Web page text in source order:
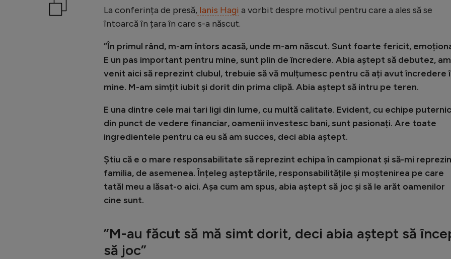
La conferința de presă, Ianis Hagi a vorbit despre motivul pentru care a ales să se
întoarcă în țara în care s-a născut.
”În primul rând, m-am întors acasă, unde m-am născut. Sunt foarte fericit,
E un pas important pentru mine, sunt plin de încredere. Abia aștept să debutez, am
venit aici să reprezint clubul, trebuie să vă mulțumesc pentru că ați avut încredere
mine. M-am simțit iubit și dorit din prima clipă. Abia aștept să intru pe teren.
E una dintre cele mai tari ligi din lume, cu multă calitate. Evident, cu echipe
din punct de vedere financiar, oamenii investesc bani, sunt pasionați. Are toate
ingredientele pentru ca eu să am succes, deci abia aștept.
Știu că e o mare responsabilitate să reprezint echipa în campionat și să-mi
familia, de asemenea. Înțeleg așteptările, responsabilitățile și moștenirea pe care
tatăl meu a lăsat-o aici. Așa cum am spus, abia aștept să joc și să le arăt oamenilor
cine sunt.
”M-au făcut să mă simt dorit, deci abia aștept să
să joc”